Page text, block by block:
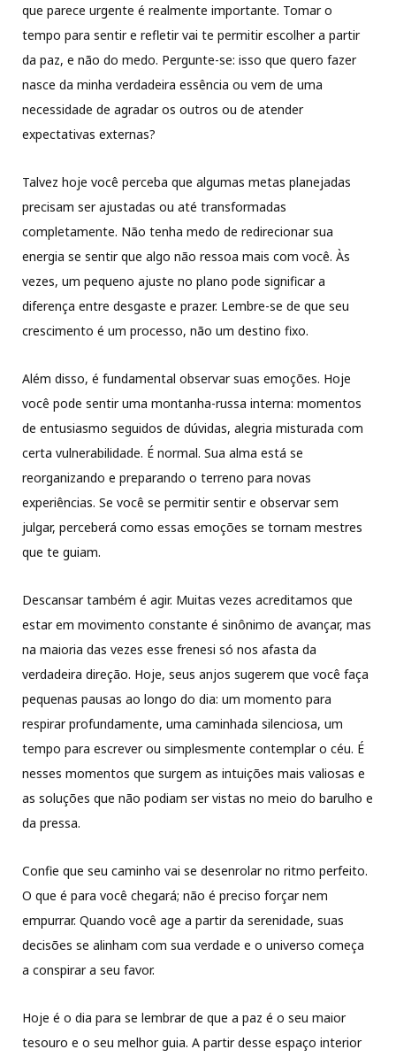
que parece urgente é realmente importante. Tomar o
tempo para sentir e refletir vai te permitir escolher a partir
da paz, e não do medo. Pergunte-se: isso que quero fazer
nasce da minha verdadeira essência ou vem de uma
necessidade de agradar os outros ou de atender
expectativas externas?
Talvez hoje você perceba que algumas metas planejadas
precisam ser ajustadas ou até transformadas
completamente. Não tenha medo de redirecionar sua
energia se sentir que algo não ressoa mais com você. Às
vezes, um pequeno ajuste no plano pode significar a
diferença entre desgaste e prazer. Lembre-se de que seu
crescimento é um processo, não um destino fixo.
Além disso, é fundamental observar suas emoções. Hoje
você pode sentir uma montanha-russa interna: momentos
de entusiasmo seguidos de dúvidas, alegria misturada com
certa vulnerabilidade. É normal. Sua alma está se
reorganizando e preparando o terreno para novas
experiências. Se você se permitir sentir e observar sem
julgar, perceberá como essas emoções se tornam mestres
que te guiam.
Descansar também é agir. Muitas vezes acreditamos que
estar em movimento constante é sinônimo de avançar, mas
na maioria das vezes esse frenesi só nos afasta da
verdadeira direção. Hoje, seus anjos sugerem que você faça
pequenas pausas ao longo do dia: um momento para
respirar profundamente, uma caminhada silenciosa, um
tempo para escrever ou simplesmente contemplar o céu. É
nesses momentos que surgem as intuições mais valiosas e
as soluções que não podiam ser vistas no meio do barulho e
da pressa.
Confie que seu caminho vai se desenrolar no ritmo perfeito.
O que é para você chegará; não é preciso forçar nem
empurrar. Quando você age a partir da serenidade, suas
decisões se alinham com sua verdade e o universo começa
a conspirar a seu favor.
Hoje é o dia para se lembrar de que a paz é o seu maior
tesouro e o seu melhor guia. A partir desse espaço interior